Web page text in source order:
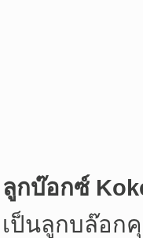
ลูกบ๊อกซ์
เป็นลูกบล๊อก